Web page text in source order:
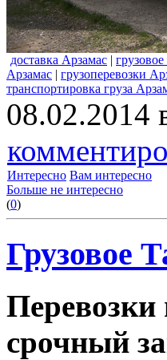
доставка Арзамас |
Арзамас | грузоперевозки
транспортировка груза
08.02.2014
Интересно Вам интересно
Больше не интересно
(0)
Грузовое
Перевозки
срочный